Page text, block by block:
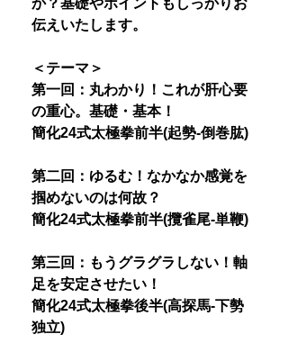
か？基礎やポイントもしっかりお
伝えいたします。
＜テーマ＞
第一回：丸わかり！これが肝心要
の重心。基礎・基本！
簡化24式太極拳前半(起勢-倒巻肱)
第二回：ゆるむ！なかなか感覚を
掴めないのは何故？
簡化24式太極拳前半(攬雀尾-単鞭)
第三回：もうグラグラしない！軸
足を安定させたい！
簡化24式太極拳後半(高探馬-下勢
独立)